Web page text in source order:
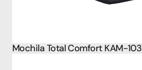
Mochila Total Comfort KAM-103